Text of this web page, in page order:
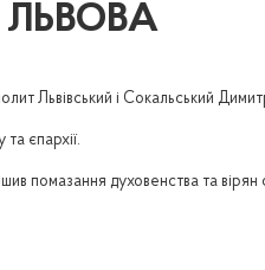
Львівський і Сокальський
єпархії.
помазання духовенства та